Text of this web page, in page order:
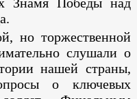
но торжественной
слушали о
нашей страны,
о ключевых